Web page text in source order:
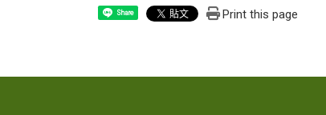
Share Print this page